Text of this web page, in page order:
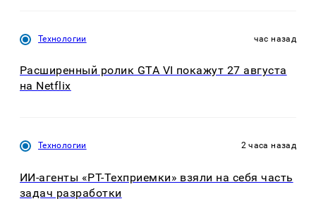
Технологии час назад
Расширенный ролик GTA VI покажут 27 августа
на Netflix
Технологии 2 часа назад
ИИ-агенты «РТ-Техприемки» взяли на себя часть
задач разработки